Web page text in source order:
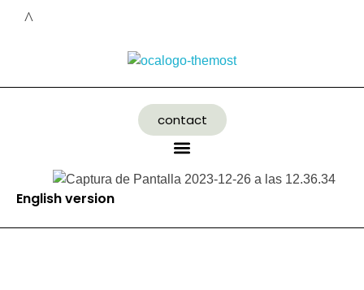
contact
English version